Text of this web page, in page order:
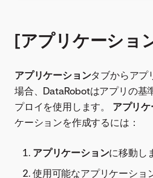
[アプリケーショ
アプリケーションタブからアプ
場合、DataRobotはアプリの基
プロイを使用します。 アプリ
ケーションを作成するには：
アプリケーションに移動し
使用可能なアプリケーショ